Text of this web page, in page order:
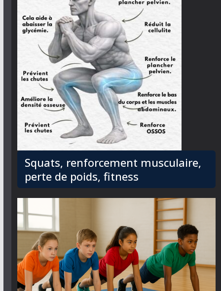
Squats, renforcement musculaire,
perte de poids, fitness